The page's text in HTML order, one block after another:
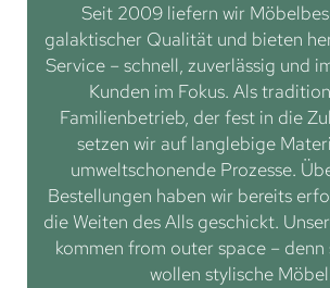
Seit 2009 liefern wir
galaktischer Qualität und bieten
Service – schnell, zuverlässig und
Kunden im Fokus. Als
Familienbetrieb, der fest in die
setzen wir auf langlebige
umweltschonende Prozesse.
Bestellungen haben wir bereits
die Weiten des Alls geschickt.
kommen from outer space – denn
wollen stylische